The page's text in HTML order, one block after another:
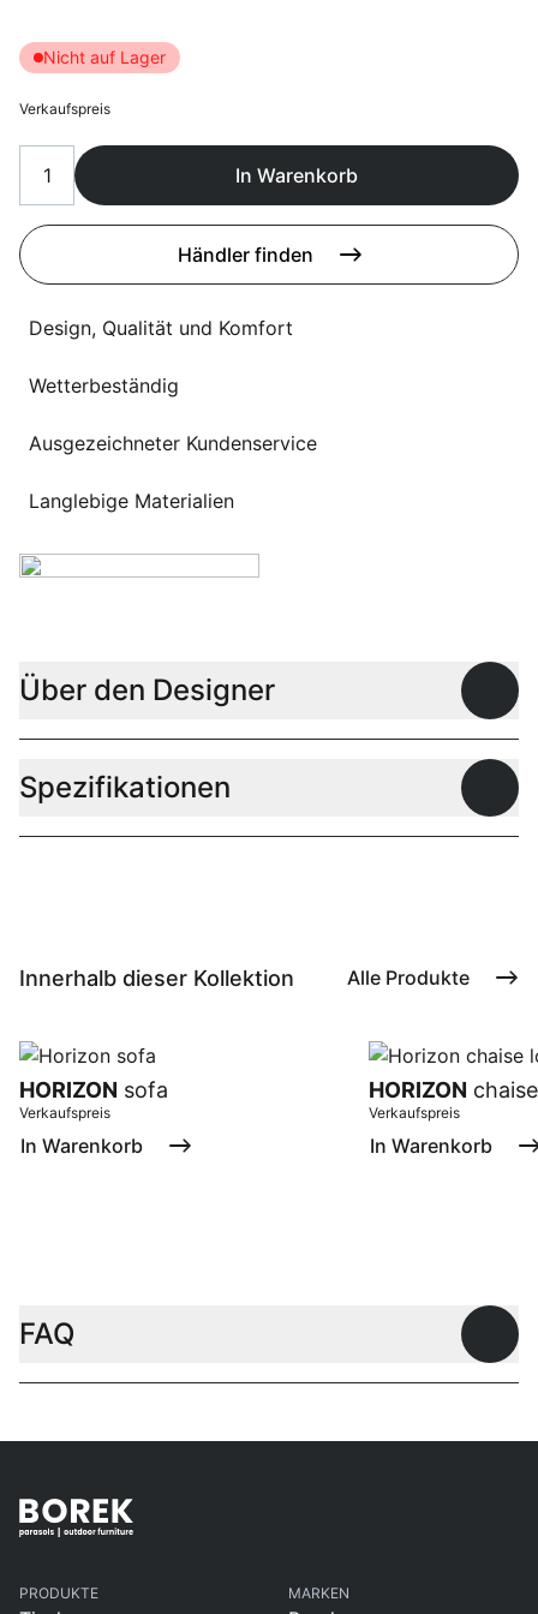
Nicht auf Lager
Verkaufspreis
In Warenkorb
Händler finden
Design, Qualität und Komfort
Wetterbeständig
Ausgezeichneter Kundenservice
Langlebige Materialien
Über den Designer
Spezifikationen
Innerhalb dieser Kollektion Alle Produkte
HORIZON sofa
Verkaufspreis
In Warenkorb
HORIZON
Verkaufspreis
In Warenkorb
FAQ
PRODUKTE MARKEN